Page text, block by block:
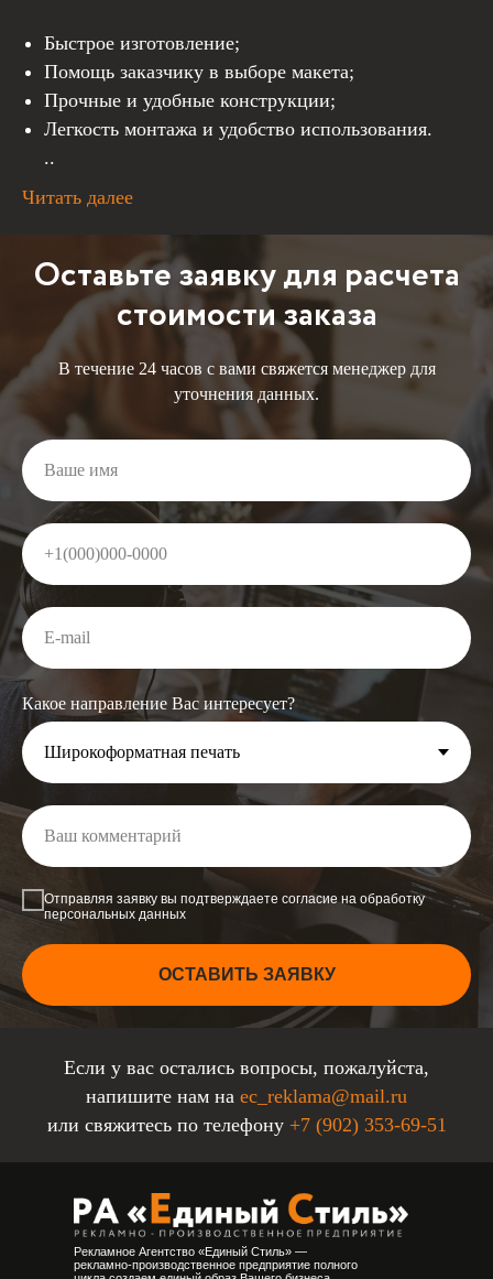
Быстрое изготовление;
Помощь заказчику в выборе макета;
Прочные и удобные конструкции;
Легкость монтажа и удобство использования.
..
Читать далее
Оставьте заявку для расчета
стоимости заказа
В течение 24 часов с вами свяжется менеджер для
уточнения данных.
Какое направление Вас интересует?
Отправляя заявку вы подтверждаете согласие на обработку
персональных данных
ОСТАВИТЬ ЗАЯВКУ
Если у вас остались вопросы, пожалуйста,
напишите нам на ec_reklama@mail.ru
или свяжитесь по телефону +7 (902) 353-69-51
Рекламное Агентство «Единый Стиль» —
рекламно-производственное предприятие полного